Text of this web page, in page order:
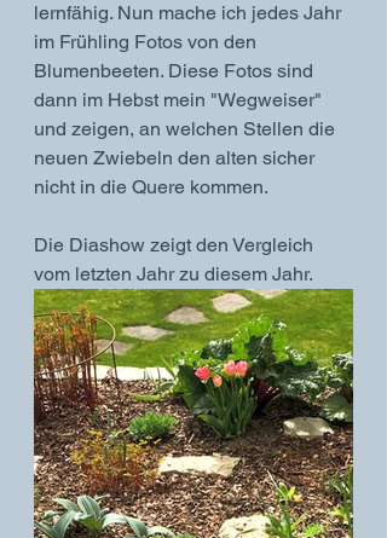
lernfähig. Nun mache ich jedes Jahr
im Frühling Fotos von den
Blumenbeeten. Diese Fotos sind
dann im Hebst mein "Wegweiser"
und zeigen, an welchen Stellen die
neuen Zwiebeln den alten sicher
nicht in die Quere kommen.
Die Diashow zeigt den Vergleich
vom letzten Jahr zu diesem Jahr.